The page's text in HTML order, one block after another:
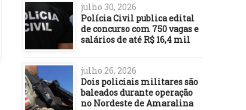
FUTEBOL
25/08/21
Grêmio e Flamengo se
enfrentam pelas quartas da
Copa do Brasil
Em noite inspirada
Willian Oliveira,
goleia o Atlético
julho 30, 2026
Polícia Civil publica edital
de concurso com 750 vagas e
salários de até R$ 16,4 mil
julho 26, 2026
Dois policiais militares são
baleados durante operação
no Nordeste de Amaralina